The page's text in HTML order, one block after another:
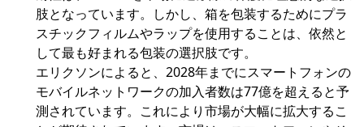
肢となっています。しかし、箱を包装するためにプラ
スチックフィルムやラップを使用することは、依然と
して最も好まれる包装の選択肢です。
エリクソンによると、2028年までにスマートフォンの
モバイルネットワークの加入者数は77億を超えると予
測されています。これにより市場が大幅に拡大するこ